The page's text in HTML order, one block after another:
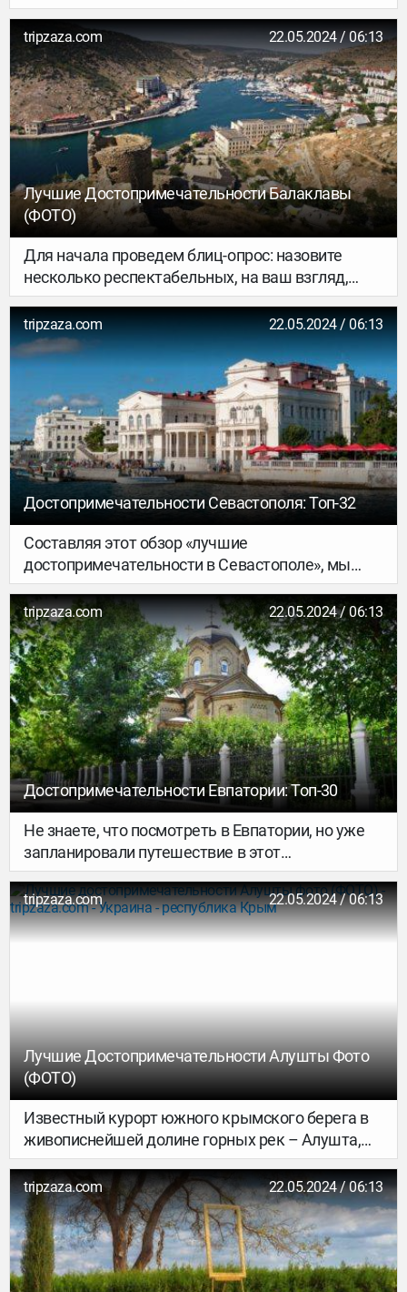
расскажем о том, что посмотреть в Ялте должен
каждый турист, и какие памятники культуры и
истории сделают ваше путешествие в
солнечный город незабываемым.
tripzaza.com 22.05.2024 / 06:13
Лучшие Достопримечательности Балаклавы
(ФОТО)
Для начала проведем блиц-опрос: назовите
несколько респектабельных, на ваш взгляд,
крымских курортов. Ялта? Коктебель?
Евпатория?
tripzaza.com 22.05.2024 / 06:13
Достопримечательности Севастополя: Топ-32
Составляя этот обзор «лучшие
достопримечательности в Севастополе», мы
ориентировались на отзывы и рекомендации
опытных туристов и гидов. Если вы не знаете,
что посмотреть в Севастополе следует
непременно, просто изучите наш рейтинг.
tripzaza.com 22.05.2024 / 06:13
Достопримечательности Евпатории: Топ-30
Не знаете, что посмотреть в Евпатории, но уже
запланировали путешествие в этот
гостеприимный город? Тогда внимательно
изучите наш обзор. Мы расскажем вам про те
достопримечательности Евпатории,
познакомиться с которыми лично должен
tripzaza.com 22.05.2024 / 06:13
Лучшие Достопримечательности Алушты Фото
(ФОТО)
Известный курорт южного крымского берега в
живописнейшей долине горных рек – Алушта,
достопримечательностями и развлечениями
ежегодно привлекает множество туристов. В
этом приморском городке приятный климат,
обеспечивающий движение воздушных потоков
на горных перевалах, которые существенно
смягчают летние знойные дни. Чистейшее море,
tripzaza.com 22.05.2024 / 06:13